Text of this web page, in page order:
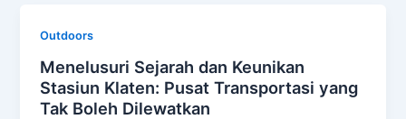
Outdoors
Menelusuri Sejarah dan Keunikan
Stasiun Klaten: Pusat Transportasi yang
Tak Boleh Dilewatkan